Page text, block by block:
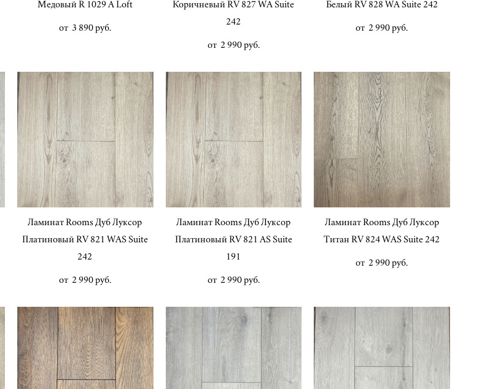
Медовый R 1029 A Loft
от 3 890 pуб.
Коричневый RV 827 WA Suite
242
от 2 990 pуб.
Белый RV 828 WA Suite 242
от 2 990 pуб.
Ламинат Rooms Дуб Луксор
Платиновый RV 821 WAS Suite
242
от 2 990 pуб.
Ламинат Rooms Дуб Луксор
Платиновый RV 821 AS Suite
191
от 2 990 pуб.
Ламинат Rooms Дуб Луксор
Титан RV 824 WAS Suite 242
от 2 990 pуб.